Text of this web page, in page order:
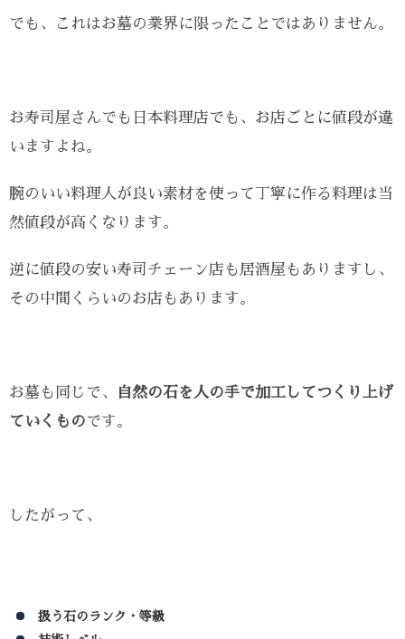
でも、これはお墓の業界に限ったことではありません。
お寿司屋さんでも日本料理店でも、お店ごとに値段が違
いますよね。
腕のいい料理人が良い素材を使って丁寧に作る料理は当
然値段が高くなります。
逆に値段の安い寿司チェーン店も居酒屋もありますし、
その中間くらいのお店もあります。
お墓も同じで、
自然の石を人の手で加工してつくり上げ
ていくものです。
したがって、
扱う石のランク・等級